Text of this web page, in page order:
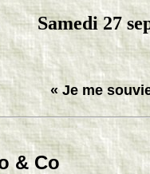
Samedi 27
« Je me
& Co